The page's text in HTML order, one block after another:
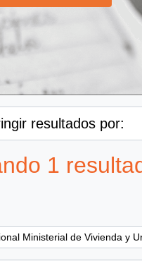
resultados por:
1